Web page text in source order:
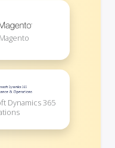
Dynamics 365